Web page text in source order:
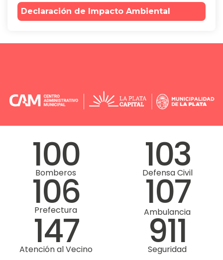
Declaración de Impacto Ambiental
100
Bomberos 103
Defensa Civil
106
Prefectura 107
Ambulancia
147
Atención al Vecino 911
Seguridad